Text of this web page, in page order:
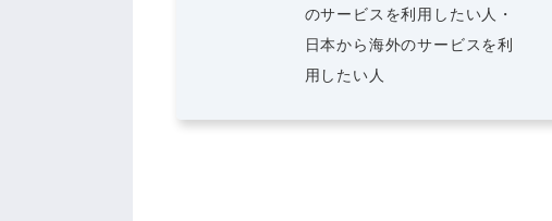
のサービスを利用したい人・
日本から海外のサービスを利
用したい人